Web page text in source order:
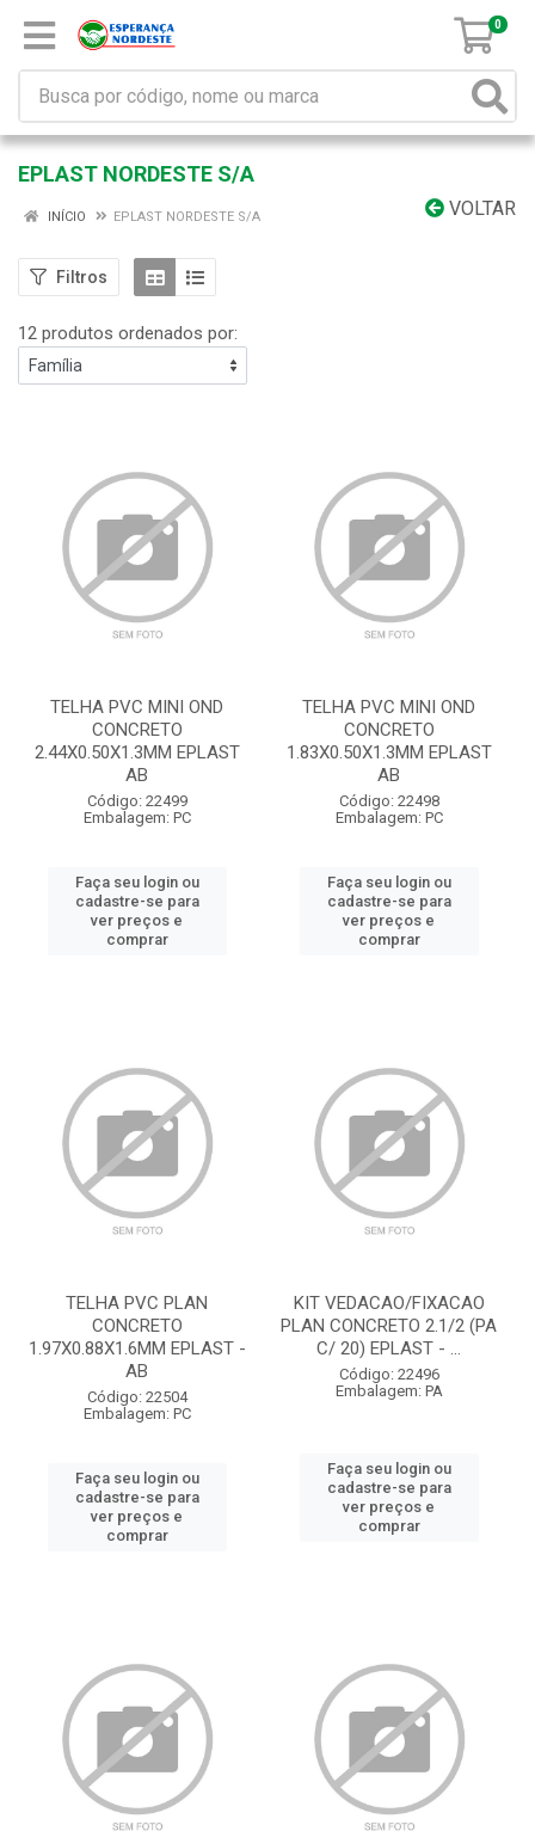
0
EPLAST NORDESTE S/A
VOLTAR
INÍCIO EPLAST NORDESTE S/A
Filtros
12 produtos ordenados por:
TELHA PVC MINI OND
CONCRETO
2.44X0.50X1.3MM EPLAST
AB
Código: 22499
Embalagem: PC
Faça seu login ou
cadastre-se para
ver preços e
comprar
TELHA PVC MINI OND
CONCRETO
1.83X0.50X1.3MM EPLAST
AB
Código: 22498
Embalagem: PC
Faça seu login ou
cadastre-se para
ver preços e
comprar
TELHA PVC PLAN
CONCRETO
1.97X0.88X1.6MM EPLAST -
AB
Código: 22504
Embalagem: PC
Faça seu login ou
cadastre-se para
ver preços e
comprar
KIT VEDACAO/FIXACAO
PLAN CONCRETO 2.1/2 (PA
C/ 20) EPLAST - ...
Código: 22496
Embalagem: PA
Faça seu login ou
cadastre-se para
ver preços e
comprar